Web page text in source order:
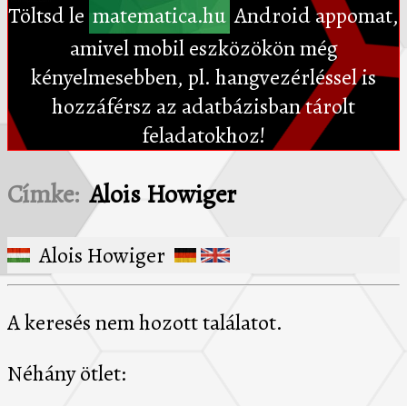
Töltsd le matematica.hu Android appomat,
amivel mobil eszközökön még
kényelmesebben, pl. hangvezérléssel is
hozzáférsz az adatbázisban tárolt
feladatokhoz!
Címke: Alois Howiger
Alois Howiger
A keresés nem hozott találatot.
Néhány ötlet: